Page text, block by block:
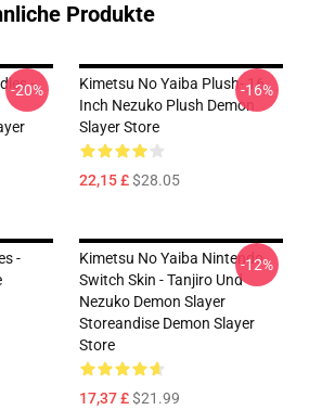
Produkte
-
-20%
Kimetsu No Yaiba Plush- 16
Inch Nezuko Plush Demon
Slayer Store
22,15 £$28.05
-16%
-
Kimetsu No Yaiba Nintendo
Switch Skin - Tanjiro Und
Nezuko Demon Slayer
Storeandise Demon Slayer
Store
17,37 £$21.99
-12%